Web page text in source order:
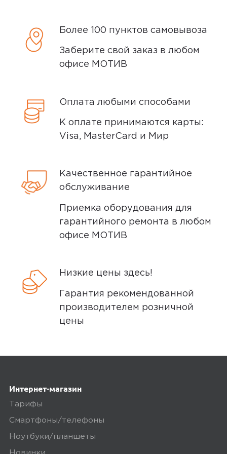
Станислав Ш. 5,0
17 марта 2025, 07:32
Очень компактный. Даже не сразу
Николай В.
11 мая 2025, 22:14
Беру не первый такой датчик
открытия. Все прекрасно,
подключается к Алисе без проблем.
Ozon
Арсен Г.
Виталий К.
Более 100 пунктов самовывоза
Заберите свой заказ в любом
офисе МОТИВ
Оплата любыми способами
К оплате принимаются карты:
Visa, MasterCard и Мир
Качественное гарантийное
обслуживание
Приемка оборудования для
гарантийного ремонта в любом
офисе МОТИВ
Низкие цены здесь!
Гарантия рекомендованной
производителем розничной
цены
Интернет-магазин
Тарифы
Смартфоны/телефоны
Ноутбуки/планшеты